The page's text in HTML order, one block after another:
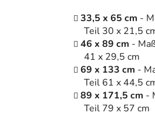
33,5 x 65 cm -
Teil 30 x 21,5
46 x 89 cm -
41 x 29,5 cm
69 x 133 cm -
Teil 61 x 44,5
89 x 171,5 cm -
Teil 79 x 57 cm